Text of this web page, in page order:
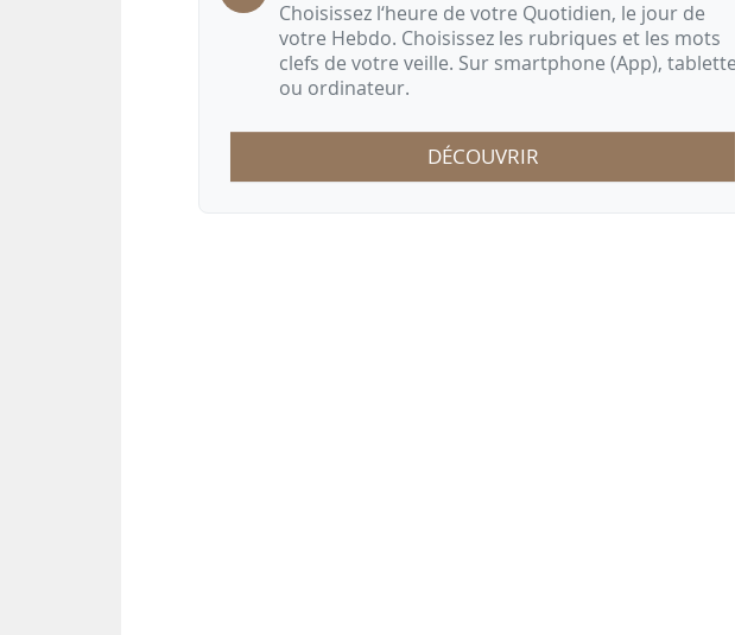
Choisissez l‘heure de votre Quotidien, le jour de
votre Hebdo. Choisissez les rubriques et les mots
clefs de votre veille. Sur smartphone (App), tablette
ou ordinateur.
DÉCOUVRIR